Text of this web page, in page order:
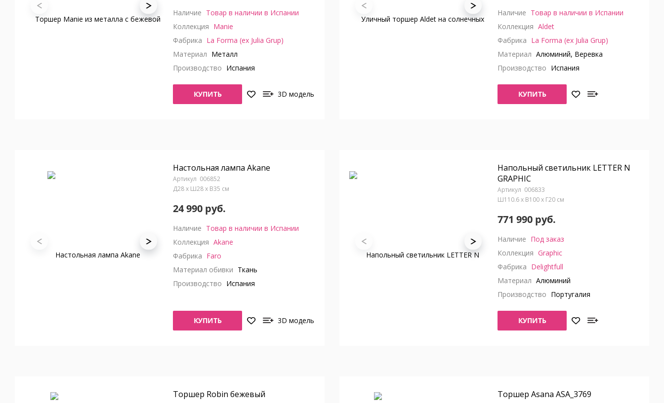
Наличие Товар в наличии в Испании
Коллекция Manie
Фабрика La Forma (ex Julia Grup)
Материал Металл
Производство Испания
КУПИТЬ 3D модель
Наличие Товар в наличии в Испании
Коллекция Aldet
Фабрика La Forma (ex Julia Grup)
Материал Алюминий, Веревка
Производство Испания
КУПИТЬ
Настольная лампа Akane
006852
Д28 x Ш28 x В35 см
24 990 руб.
Наличие Товар в наличии в Испании
Коллекция Akane
Фабрика Faro
Материал обивки Ткань
Производство Испания
КУПИТЬ 3D модель
Напольный светильник LETTER N
GRAPHIC
006833
Ш110.6 x В100 x Г20 см
771 990 руб.
Наличие Под заказ
Коллекция Graphic
Фабрика Delightfull
Материал Алюминий
Производство Португалия
КУПИТЬ
Торшер Robin бежевый Торшер Asana ASA_3769